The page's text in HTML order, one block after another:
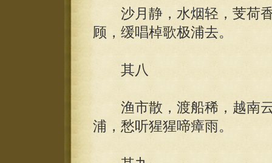
沙月静，水烟轻，芰荷香
顾，缓唱棹歌极浦去。
其八
渔市散，渡船稀，越南云
浦，愁听猩猩啼瘴雨。